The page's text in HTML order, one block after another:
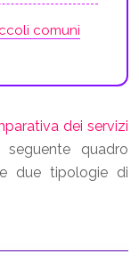
comuni
dei servizi
quadro
due tipologie di